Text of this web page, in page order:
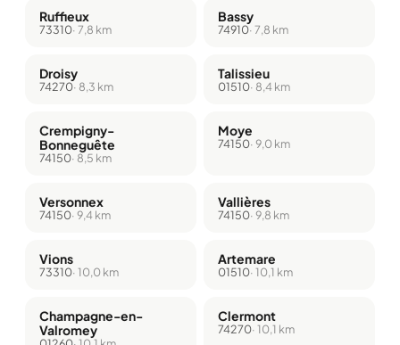
Ruffieux
73310· 7,8 km
Bassy
74910· 7,8 km
Droisy
74270· 8,3 km
Talissieu
01510· 8,4 km
Crempigny-
Bonneguête
74150· 8,5 km
Moye
74150· 9,0 km
Versonnex
74150· 9,4 km
Vallières
74150· 9,8 km
Vions
73310· 10,0 km
Artemare
01510· 10,1 km
Champagne-en-
Valromey
Clermont
74270· 10,1 km